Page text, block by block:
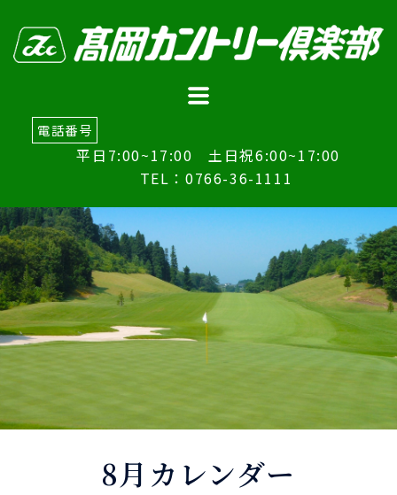
電話番号
平日7:00~17:00 土日祝6:00~17:00
TEL：0766-36-1111
8月カレンダー